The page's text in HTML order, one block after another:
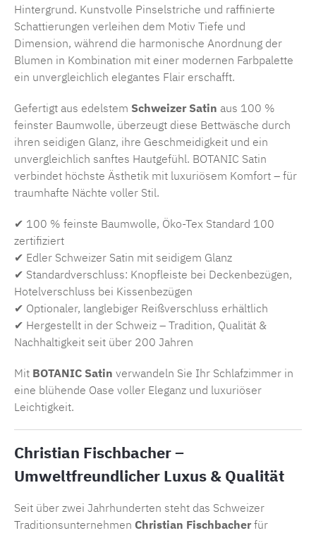
Hintergrund. Kunstvolle Pinselstriche und raffinierte
Schattierungen verleihen dem Motiv Tiefe und
Dimension, während die harmonische Anordnung der
Blumen in Kombination mit einer modernen Farbpalette
ein unvergleichlich elegantes Flair erschafft.
Gefertigt aus edelstem Schweizer Satin aus 100 %
feinster Baumwolle, überzeugt diese Bettwäsche durch
ihren seidigen Glanz, ihre Geschmeidigkeit und ein
unvergleichlich sanftes Hautgefühl. BOTANIC Satin
verbindet höchste Ästhetik mit luxuriösem Komfort – für
traumhafte Nächte voller Stil.
✔ 100 % feinste Baumwolle, Öko-Tex Standard 100
zertifiziert
✔ Edler Schweizer Satin mit seidigem Glanz
✔ Standardverschluss: Knopfleiste bei Deckenbezügen,
Hotelverschluss bei Kissenbezügen
✔ Optionaler, langlebiger Reißverschluss erhältlich
✔ Hergestellt in der Schweiz – Tradition, Qualität &
Nachhaltigkeit seit über 200 Jahren
Mit BOTANIC Satin verwandeln Sie Ihr Schlafzimmer in
eine blühende Oase voller Eleganz und luxuriöser
Leichtigkeit.
Christian Fischbacher –
Umweltfreundlicher Luxus & Qualität
Seit über zwei Jahrhunderten steht das Schweizer
Traditionsunternehmen Christian Fischbacher für